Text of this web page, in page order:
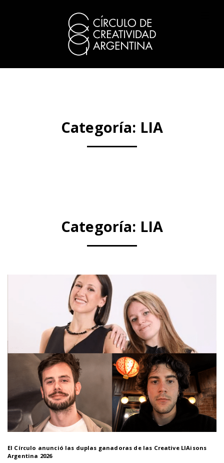
Categoría: LIA
Categoría: LIA
El Círculo anunció las duplas ganadoras de las Creative LIAisons
Argentina 2026